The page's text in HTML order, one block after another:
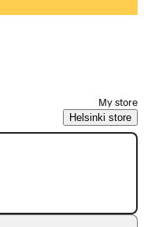
My store
Helsinki store